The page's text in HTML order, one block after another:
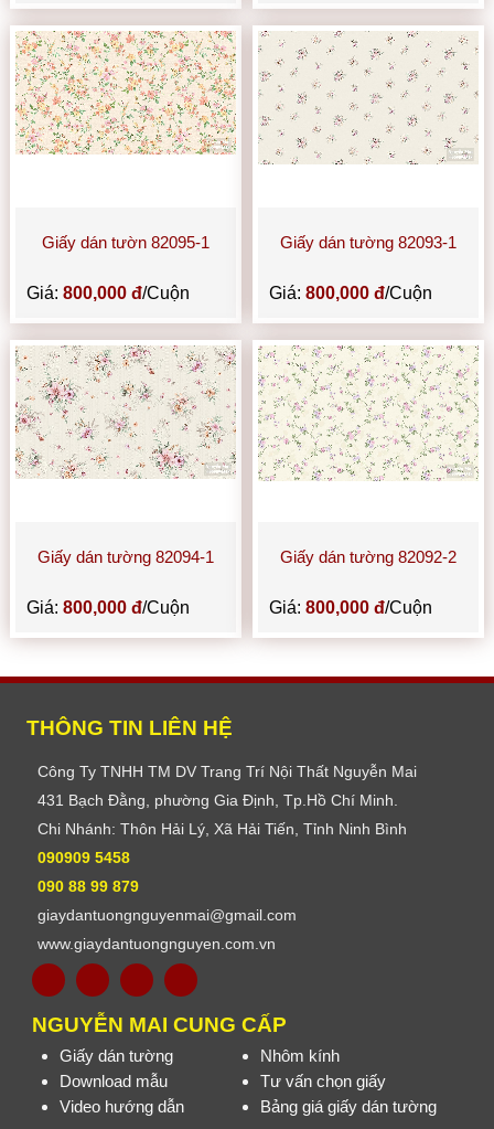
Giấy dán tườn 82095-1
Giá:800,000 đ/Cuộn
Giấy dán tường 82093-1
Giá: 800,000 đ/Cuộn
Giấy dán tường 82094-1
Giá:800,000 đ/Cuộn
Giấy dán tường 82092-2
Giá: 800,000 đ/Cuộn
THÔNG TIN LIÊN HỆ
Công Ty TNHH TM DV Trang Trí Nội Thất Nguyễn Mai
431 Bạch Đằng, phường Gia Định, Tp.Hồ Chí Minh.
Chi Nhánh: Thôn Hải Lý, Xã Hải Tiến, Tỉnh Ninh Bình
090909 5458
090 88 99 879
giaydantuongnguyenmai@gmail.com
www.giaydantuongnguyen.com.vn
NGUYỄN MAI CUNG CẤP
Giấy dán tường
Nhôm kính
Download mẫu
Tư vấn chọn giấy
Video hướng dẫn
Bảng giá giấy dán tường